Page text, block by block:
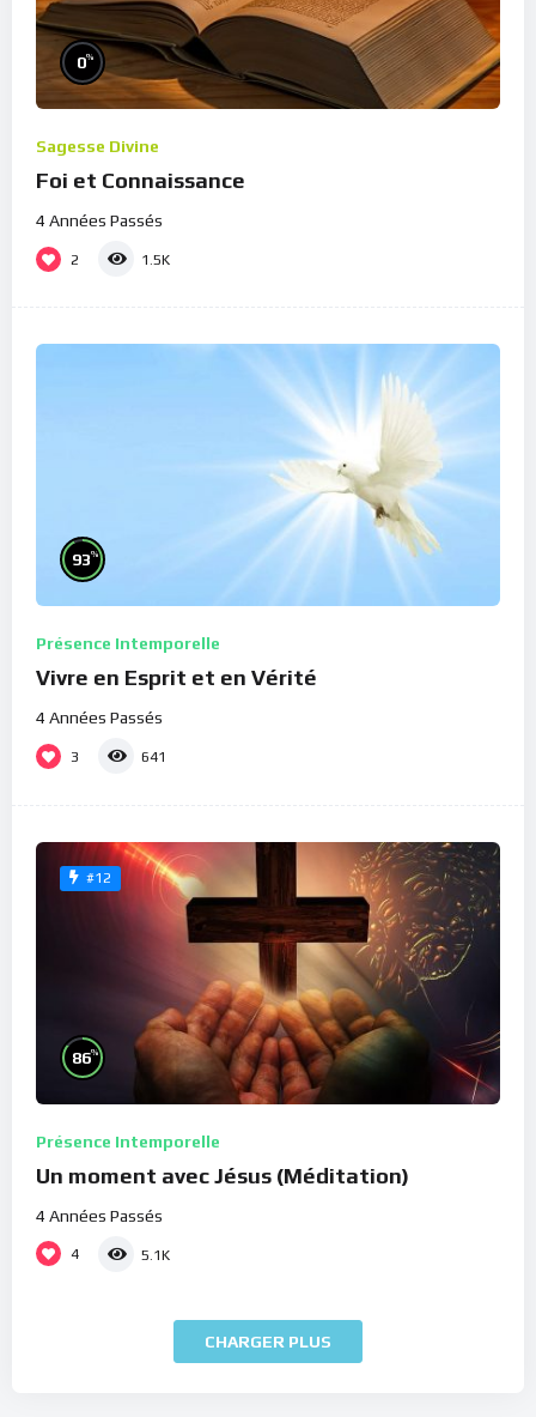
0%
Sagesse Divine
Foi et Connaissance
4 Années Passés
2 1.5K
93%
Présence Intemporelle
Vivre en Esprit et en Vérité
4 Années Passés
3 641
#12
86%
Présence Intemporelle
Un moment avec Jésus (Méditation)
4 Années Passés
4 5.1K
CHARGER PLUS